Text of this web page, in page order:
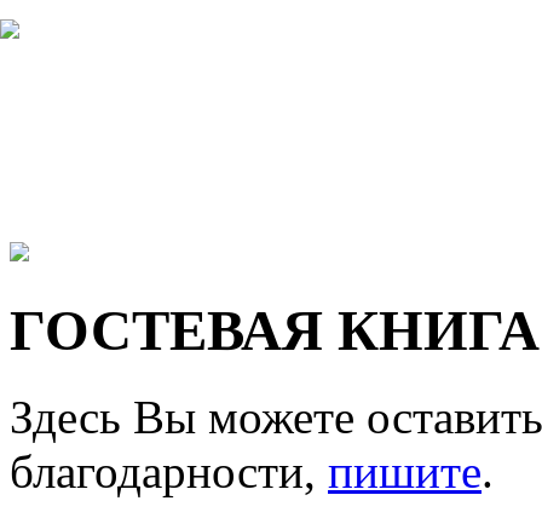
ГОСТЕВАЯ КНИГА
Здесь Вы можете
благодарности, пишите.